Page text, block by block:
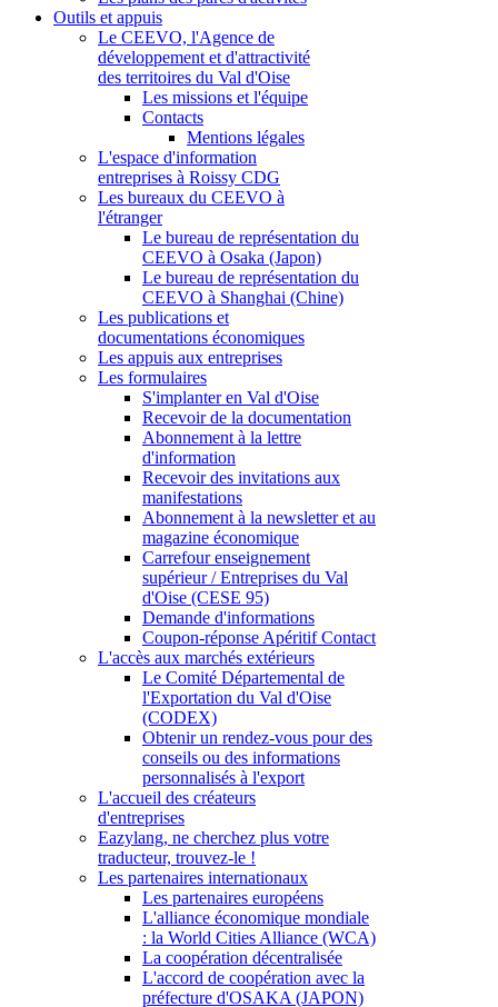
Outils et appuis
Le CEEVO, l'Agence de
développement et d'attractivité
des territoires du Val d'Oise
Les missions et l'équipe
Contacts
Mentions légales
L'espace d'information
entreprises à Roissy CDG
Les bureaux du CEEVO à
l'étranger
Le bureau de représentation du
CEEVO à Osaka (Japon)
Le bureau de représentation du
CEEVO à Shanghai (Chine)
Les publications et
documentations économiques
Les appuis aux entreprises
Les formulaires
S'implanter en Val d'Oise
Recevoir de la documentation
Abonnement à la lettre
d'information
Recevoir des invitations aux
manifestations
Abonnement à la newsletter et au
magazine économique
Carrefour enseignement
supérieur / Entreprises du Val
d'Oise (CESE 95)
Demande d'informations
Coupon-réponse Apéritif Contact
L'accès aux marchés extérieurs
Le Comité Départemental de
l'Exportation du Val d'Oise
(CODEX)
Obtenir un rendez-vous pour des
conseils ou des informations
personnalisés à l'export
L'accueil des créateurs
d'entreprises
Eazylang, ne cherchez plus votre
traducteur, trouvez-le !
Les partenaires internationaux
Les partenaires européens
L'alliance économique mondiale
: la World Cities Alliance (WCA)
La coopération décentralisée
L'accord de coopération avec la
préfecture d'OSAKA (JAPON)